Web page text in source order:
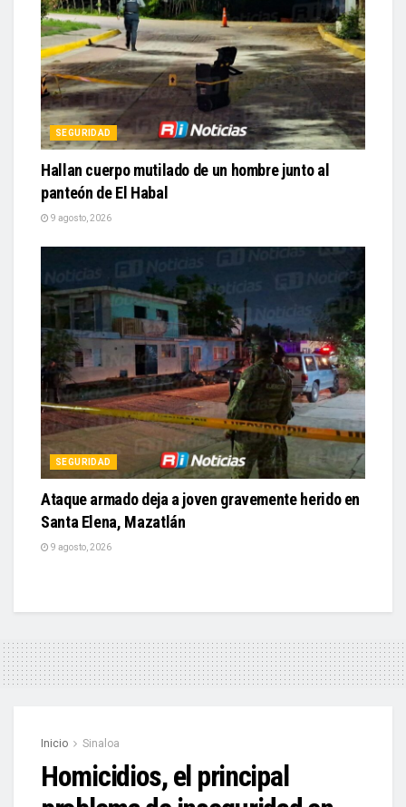
SEGURIDAD
Hallan cuerpo mutilado de un hombre junto al
panteón de El Habal
9 agosto, 2026
SEGURIDAD
Ataque armado deja a joven gravemente herido en
Santa Elena, Mazatlán
9 agosto, 2026
Inicio Sinaloa
Homicidios, el principal